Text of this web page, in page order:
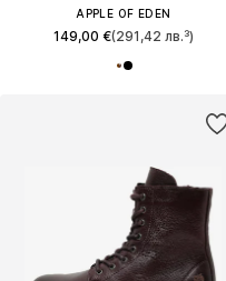
APPLE OF EDEN
149,00 €(291,42 лв.³)